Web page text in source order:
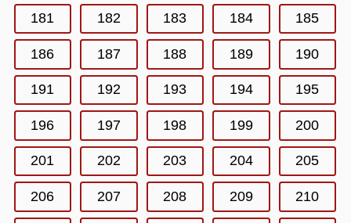
181 182 183 184 185
186 187 188 189 190
191 192 193 194 195
196 197 198 199 200
201 202 203 204 205
206 207 208 209 210